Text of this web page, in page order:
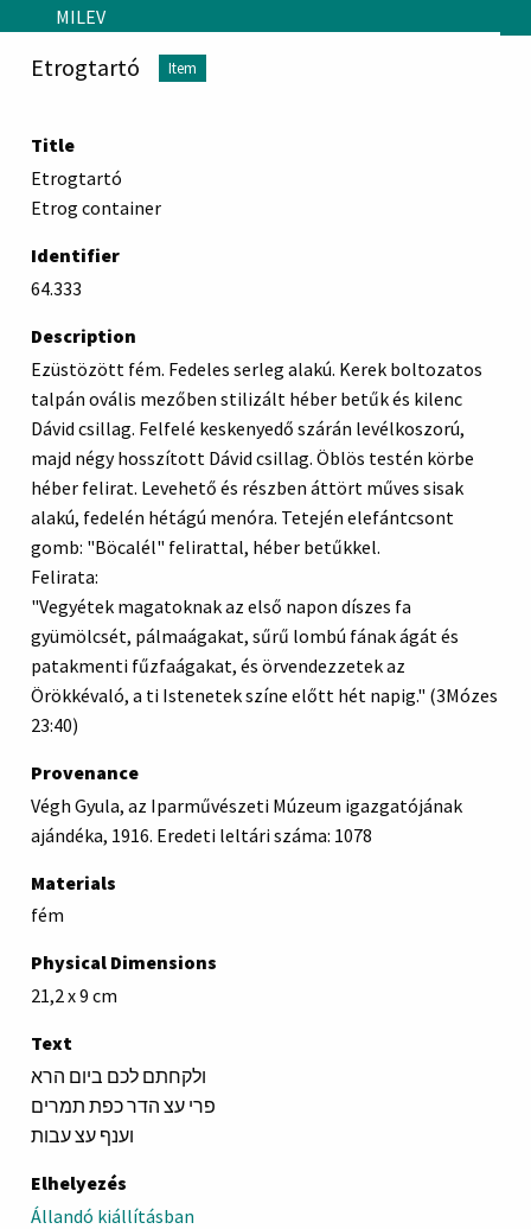
Skip to main content
MILEV
Etrogtartó Item
Title
Etrogtartó
Etrog container
Identifier
64.333
Description
Ezüstözött fém. Fedeles serleg alakú. Kerek boltozatos
talpán ovális mezőben stilizált héber betűk és kilenc
Dávid csillag. Felfelé keskenyedő szárán levélkoszorú,
majd négy hosszított Dávid csillag. Öblös testén körbe
héber felirat. Levehető és részben áttört műves sisak
alakú, fedelén hétágú menóra. Tetején elefántcsont
gomb: "Böcalél" felirattal, héber betűkkel.
Felirata:
"Vegyétek magatoknak az első napon díszes fa
gyümölcsét, pálmaágakat, sűrű lombú fának ágát és
patakmenti fűzfaágakat, és örvendezzetek az
Örökkévaló, a ti Istenetek színe előtt hét napig." (3Mózes
23:40)
Provenance
Végh Gyula, az Iparművészeti Múzeum igazgatójának
ajándéka, 1916. Eredeti leltári száma: 1078
Materials
fém
Physical Dimensions
21,2 x 9 cm
Text
ולקחתם לכם ביום הרא
פרי עצ הדר כפת תמרים
וענף עצ עבות
Elhelyezés
Állandó kiállításban